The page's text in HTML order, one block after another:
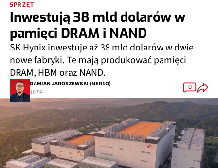
SPRZĘT
Inwestują 38 mld dolarów w
pamięci DRAM i NAND
SK Hynix inwestuje aż 38 mld dolarów w dwie
nowe fabryki. Te mają produkować pamięci
DRAM, HBM oraz NAND.
DAMIAN JAROSZEWSKI (NER1O)
10:59
0